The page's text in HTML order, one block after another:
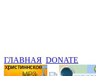
ГЛАВНАЯ DONATE